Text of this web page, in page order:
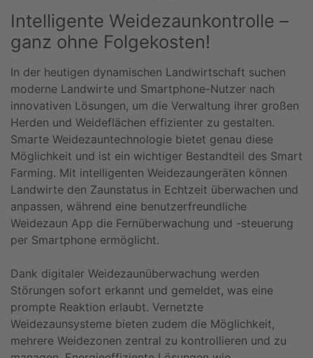
Intelligente Weidezaunkontrolle –
ganz ohne Folgekosten!
In der heutigen dynamischen Landwirtschaft suchen
moderne Landwirte und Smartphone-Nutzer nach
innovativen Lösungen, um die Verwaltung ihrer großen
Herden und Weideflächen effizienter zu gestalten.
Smarte Weidezauntechnologie bietet genau diese
Möglichkeit und ist ein wichtiger Bestandteil des Smart
Farming. Mit intelligenten Weidezaungeräten können
Landwirte den Zaunstatus in Echtzeit überwachen und
anpassen, während eine benutzerfreundliche
Weidezaun App die Fernüberwachung und -steuerung
per Smartphone ermöglicht.
Dank digitaler Weidezaunüberwachung werden
Störungen sofort erkannt und gemeldet, was eine
prompte Reaktion erlaubt. Vernetzte
Weidezaunsysteme bieten zudem die Möglichkeit,
mehrere Weidezonen zentral zu kontrollieren und zu